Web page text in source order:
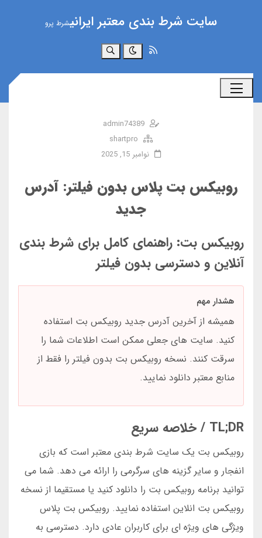
سایت شرط بندی معتبر ایرانیشرط پرو
جستجو
admin74389
shartpro
نوامبر 15, 2025
روبیکس بت پلاس بدون فیلتر: آدرس
جدید
روبیکس بت: راهنمای کامل برای شرط بندی
آنلاین و دسترسی بدون فیلتر
هشدار مهم
همیشه از آخرین آدرس جدید روبیکس بت استفاده
کنید. سایت های جعلی ممکن است اطلاعات شما را
سرقت کنند. نسخه روبیکس بت بدون فیلتر را فقط از
منابع معتبر دانلود نمایید.
TL;DR / خلاصه سریع
روبیکس بت یک سایت شرط بندی معتبر است که بازی
انفجار و سایر گزینه های سرگرمی را ارائه می دهد. شما می
توانید برنامه روبیکس بت را دانلود کنید یا مستقیما از نسخه
روبیکس بت انلاین استفاده نمایید. روبیکس بت پلاس
ویژگی های ویژه ای برای کاربران عادی دارد. دسترسی به